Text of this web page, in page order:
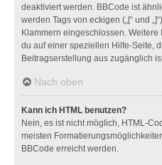
deaktiviert werden. BBCode ist
werden Tags von eckigen („[“ und
Klammern eingeschlossen.
du auf einer speziellen Hilfe-Seite,
Beitragserstellung aus zugänglich
Nach oben
Kann ich HTML benutzen?
Nein, es ist nicht möglich, HTML-
meisten
BBCode erreicht werden.